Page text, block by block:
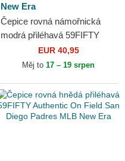
New Era
Čepice rovná námořnická
modrá přiléhavá 59FIFTY
Authentic On Field Milwaukee
Brewers MLB New Era
EUR 40,95
Měj to 17 – 19 srpen